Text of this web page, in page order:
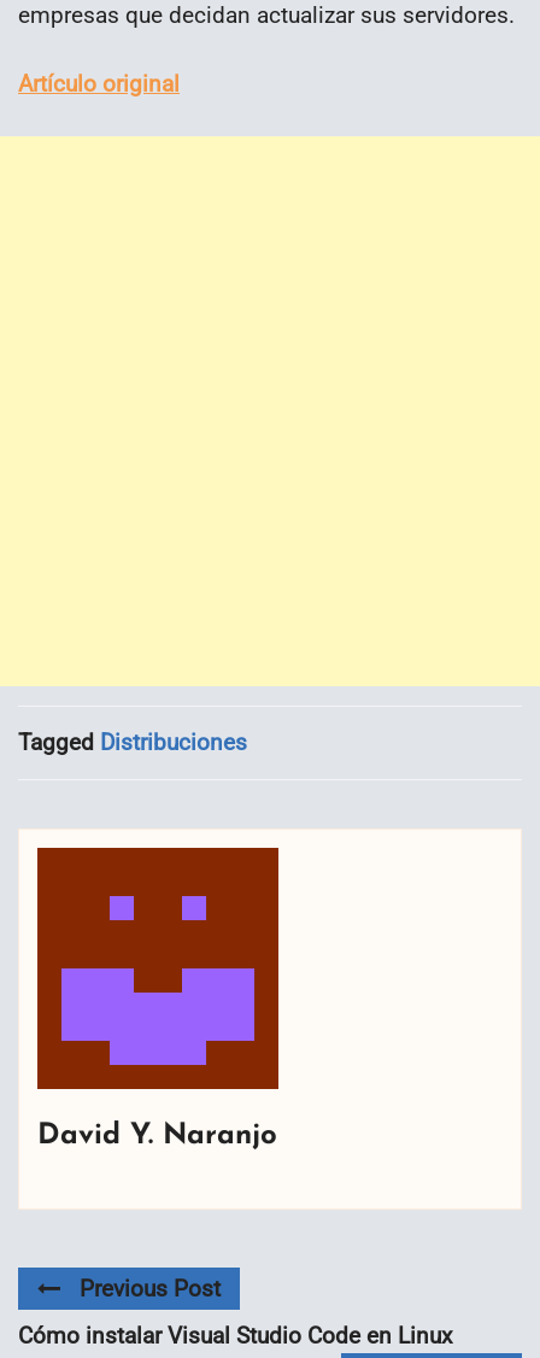
empresas que decidan actualizar sus servidores.
Artículo original
Tagged Distribuciones
David Y. Naranjo
Previous Post
Cómo instalar Visual Studio Code en Linux